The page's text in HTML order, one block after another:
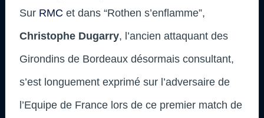
Sur RMC et dans “Rothen s’enflamme”,
Christophe Dugarry, l’ancien attaquant des
Girondins de Bordeaux désormais consultant,
s’est longuement exprimé sur l’adversaire de
l’Equipe de France lors de ce premier match de